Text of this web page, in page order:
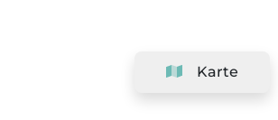
Karte